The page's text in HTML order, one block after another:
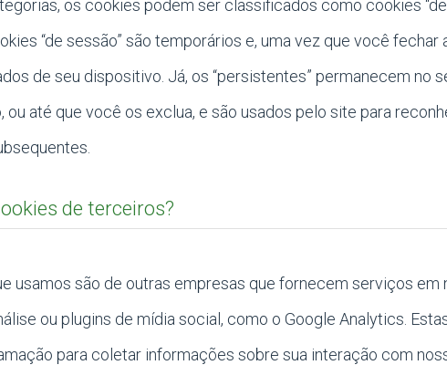
os cookies podem ser classificados como cookies “de
“de sessão” são temporários e, uma vez que você fechar
de seu dispositivo. Já, os “persistentes” permanecem no
ou até que você os exclua, e são usados pelo site para
de terceiros?
usamos são de outras empresas que fornecem serviços em
ou plugins de mídia social, como o Google Analytics.
para coletar informações sobre sua interação com